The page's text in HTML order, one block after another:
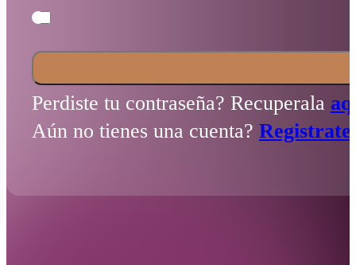
Perdiste tu contraseña? Recuperala
Aún no tienes una cuenta?